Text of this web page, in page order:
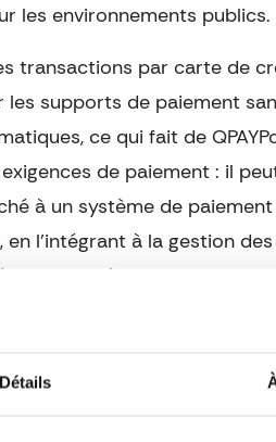
Détails
les environnements publics.
transactions par carte de
supports de paiement
ce qui fait de
de paiement : il
à un système de
l’intégrant à la gestion
des espèces. De plus, dans
magnétique, offrant une
avec une large gamme de